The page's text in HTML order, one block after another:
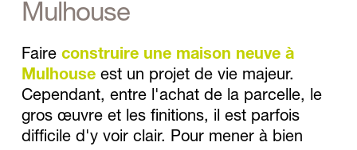
Mulhouse
Faire construire une maison neuve à
Mulhouse est un projet de vie majeur.
Cependant, entre l'achat de la parcelle, le
gros œuvre et les finitions, il est parfois
difficile d'y voir clair. Pour mener à bien